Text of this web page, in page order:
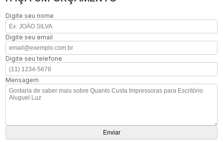
Digite seu nome
Digite seu email
Digite seu telefone
Mensagem